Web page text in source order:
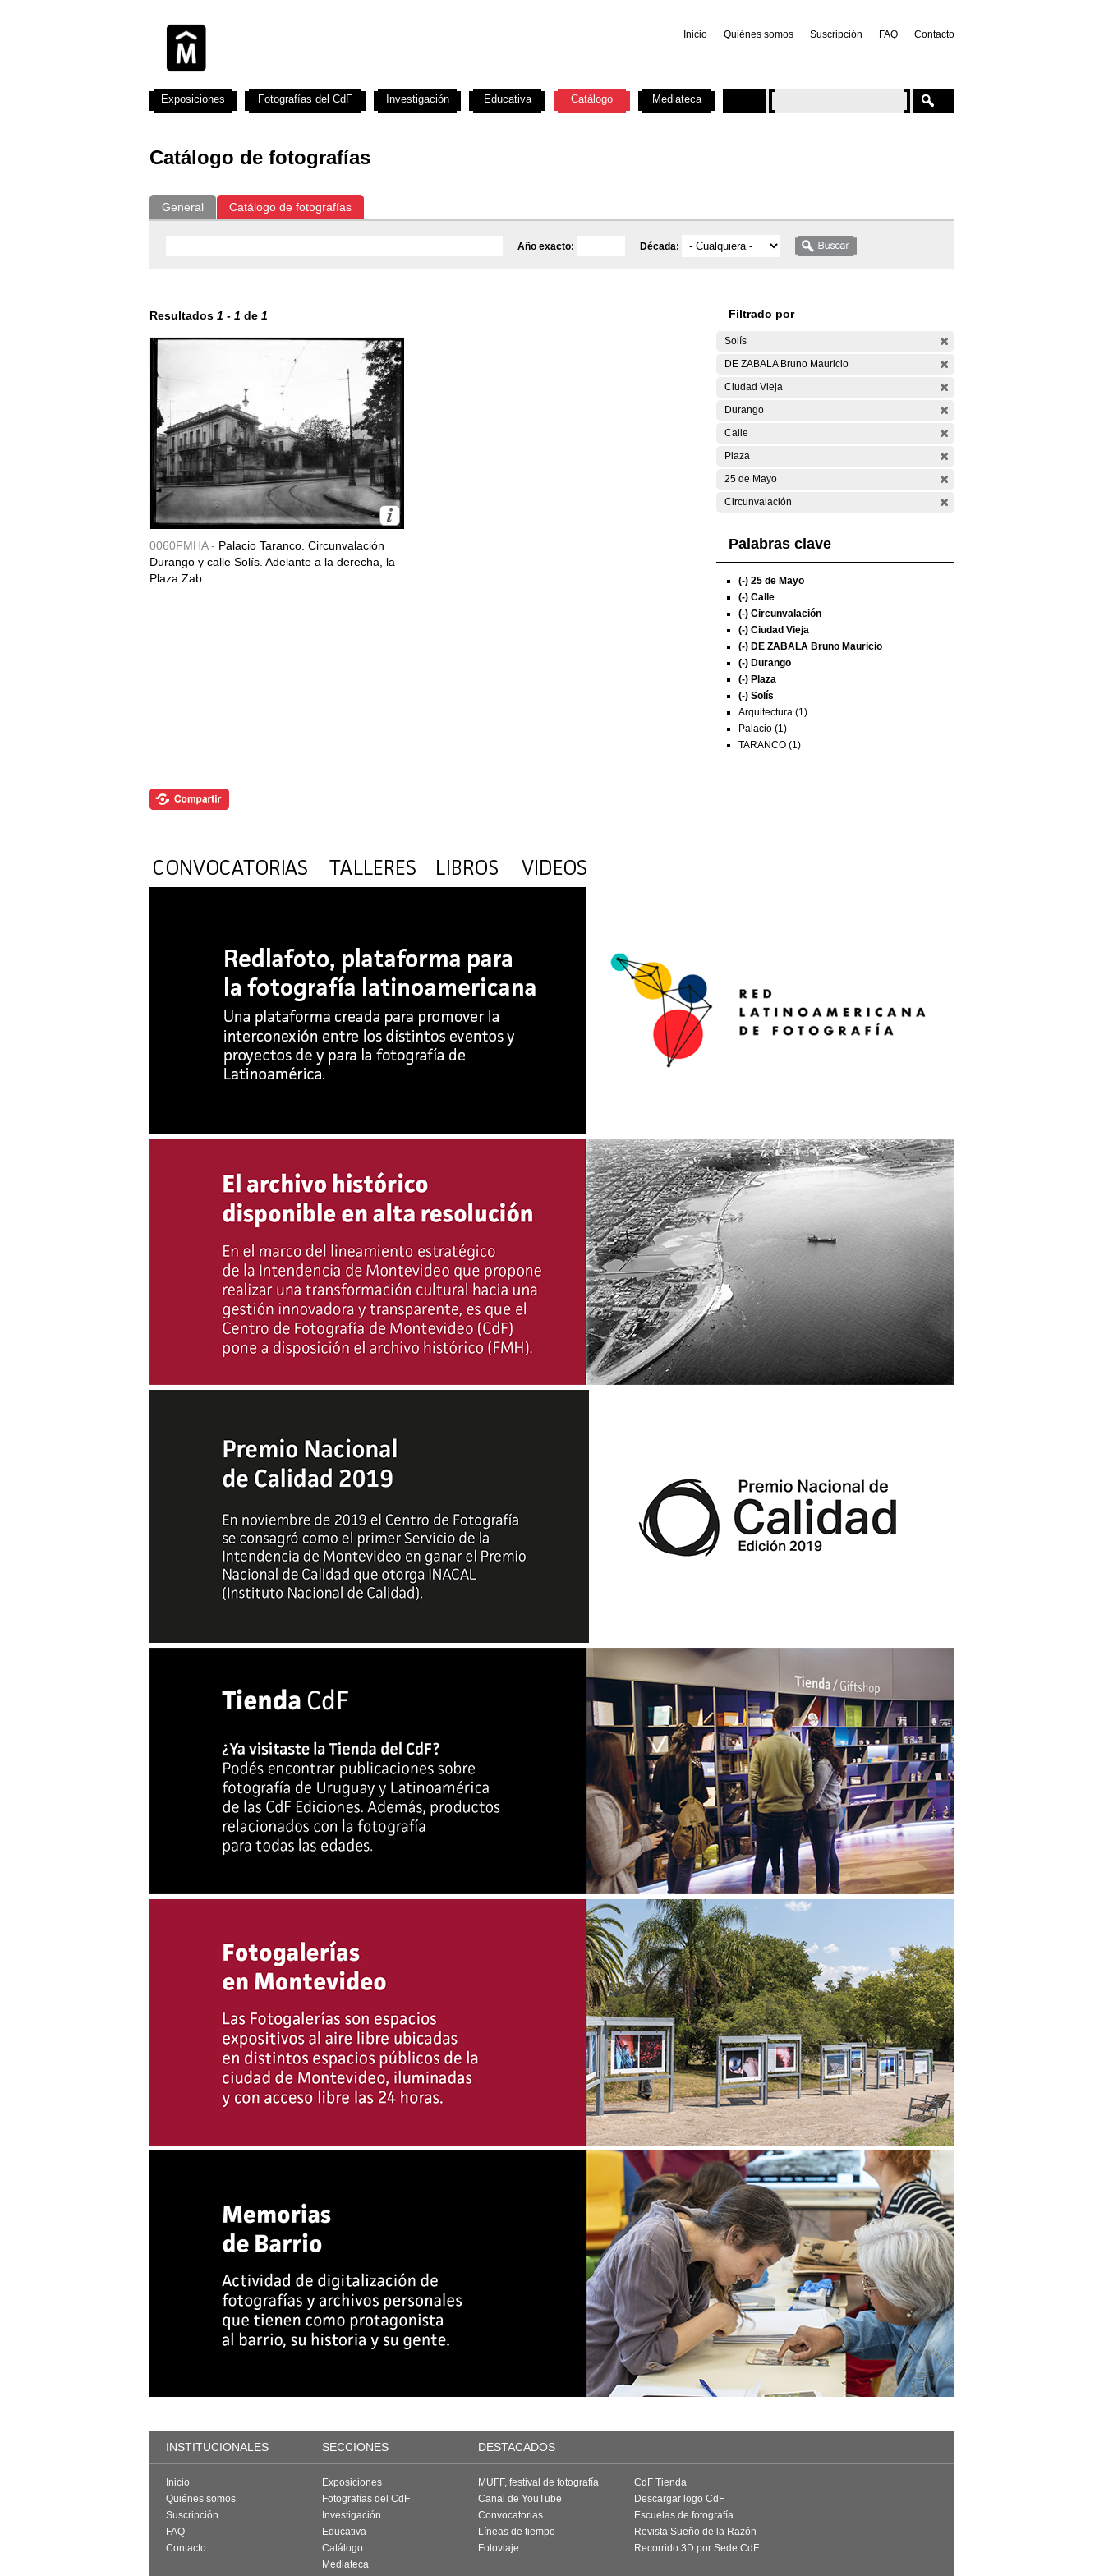
Inicio Quiénes somos Suscripción FAQ Contacto
Catálogo de fotografías
General Catálogo de fotografías
Año exacto: Década:
Resultados 1 - 1 de 1
0060FMHA - Palacio Taranco. Circunvalación
Durango y calle Solís. Adelante a la derecha, la
Plaza Zab...
Filtrado por
Solís
DE ZABALA Bruno Mauricio
Ciudad Vieja
Durango
Calle
Plaza
25 de Mayo
Circunvalación
Palabras clave
(-) 25 de Mayo
(-) Calle
(-) Circunvalación
(-) Ciudad Vieja
(-) DE ZABALA Bruno Mauricio
(-) Durango
(-) Plaza
(-) Solís
Arquitectura (1)
Palacio (1)
TARANCO (1)
Exposiciones Fotografías del CdF Investigación Educativa Catálogo Mediateca
INSTITUCIONALES SECCIONES DESTACADOS
Inicio
Quiénes somos
Suscripción
FAQ
Contacto
Exposiciones
Fotografías del CdF
Investigación
Educativa
Catálogo
Mediateca
MUFF, festival de fotografía
Canal de YouTube
Convocatorias
Líneas de tiempo
Fotoviaje
CdF Tienda
Descargar logo CdF
Escuelas de fotografía
Revista Sueño de la Razón
Recorrido 3D por Sede CdF